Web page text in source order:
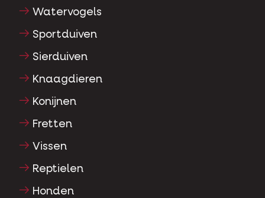
Watervogels
Sportduiven
Sierduiven
Knaagdieren
Konijnen
Fretten
Vissen
Reptielen
Honden